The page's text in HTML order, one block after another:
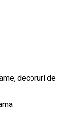
decoruri de